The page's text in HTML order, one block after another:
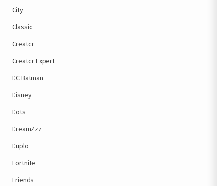
City
Classic
Creator
Creator Expert
DC Batman
Disney
Dots
DreamZzz
Duplo
Fortnite
Friends